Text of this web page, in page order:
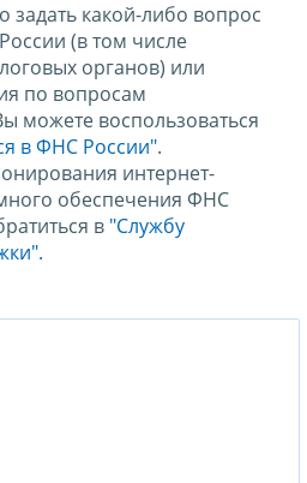
задать какой-либо вопрос
(в том числе
органов) или
по вопросам
можете воспользоваться
в ФНС России".
интернет-
обеспечения ФНС
в "Службу